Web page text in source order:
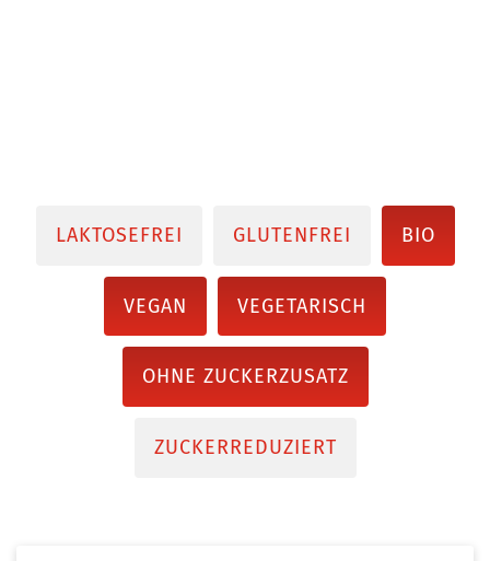
LAKTOSEFREI GLUTENFREI BIO
VEGAN VEGETARISCH
OHNE ZUCKERZUSATZ
ZUCKERREDUZIERT